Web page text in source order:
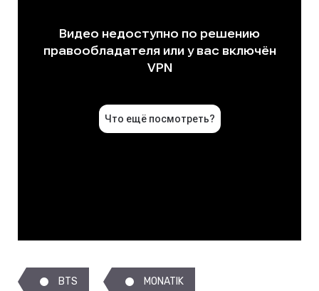
BTS MONATIK